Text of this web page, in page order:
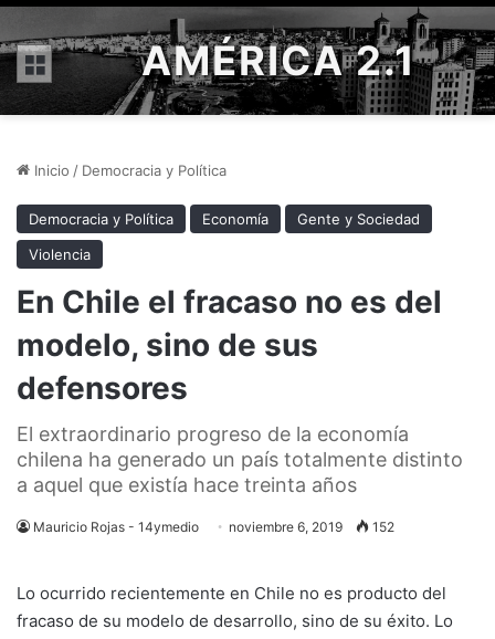
Menú AMÉRICA 2.1
Inicio / Democracia y Política
Democracia y Política Economía
Gente y Sociedad
Violencia
En Chile el fracaso no es del
modelo, sino de sus
defensores
El extraordinario progreso de la economía
chilena ha generado un país totalmente distinto
a aquel que existía hace treinta años
Mauricio Rojas - 14ymedio noviembre 6, 2019 152
Lo ocurrido recientemente en Chile no es producto del
fracaso de su modelo de desarrollo, sino de su éxito. Lo